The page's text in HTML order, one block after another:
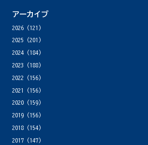
アーカイブ
2026(121)
2025 (201)
2024(184)
2023 (188)
2022 (156)
2021
(156)
2020(159)
2019(156)
2018(154)
2017(147)